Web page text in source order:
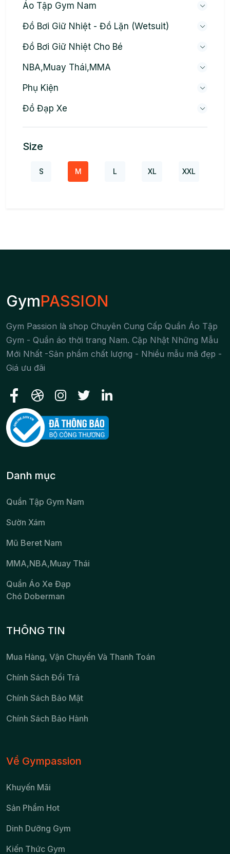
Áo Tập Gym Nam
Đồ Bơi Giữ Nhiệt - Đồ Lặn (wetsuit)
Đồ Bơi Giữ Nhiệt Cho Bé
NBA,Muay Thái,MMA
Phụ Kiện
Đồ Đạp Xe
Size
S M L XL XXL
GymPASSION
Gym Passion là shop Chuyên Cung Cấp Quần Áo Tập
Gym - Quần áo thời trang Nam. Cập Nhật Những Mẫu
Mới Nhất -Sản phẩm chất lượng - Nhiều mẫu mã đẹp -
Giá ưu đãi
Danh mục
Quần Tập Gym Nam
Sườn Xám
Mũ Beret Nam
MMA,NBA,Muay Thái
Quần Áo Xe Đạp
Chó Doberman
THÔNG TIN
Mua Hàng, Vận Chuyển Và Thanh Toán
Chính Sách Đổi Trả
Chính Sách Bảo Mật
Chính Sách Bảo Hành
Về Gympassion
Khuyến Mãi
Sản Phẩm Hot
Dinh Dưỡng Gym
Kiến Thức Gym